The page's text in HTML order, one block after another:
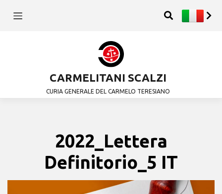
CARMELITANI SCALZI
CURIA GENERALE DEL CARMELO TERESIANO
2022_Lettera
Definitorio_5 IT